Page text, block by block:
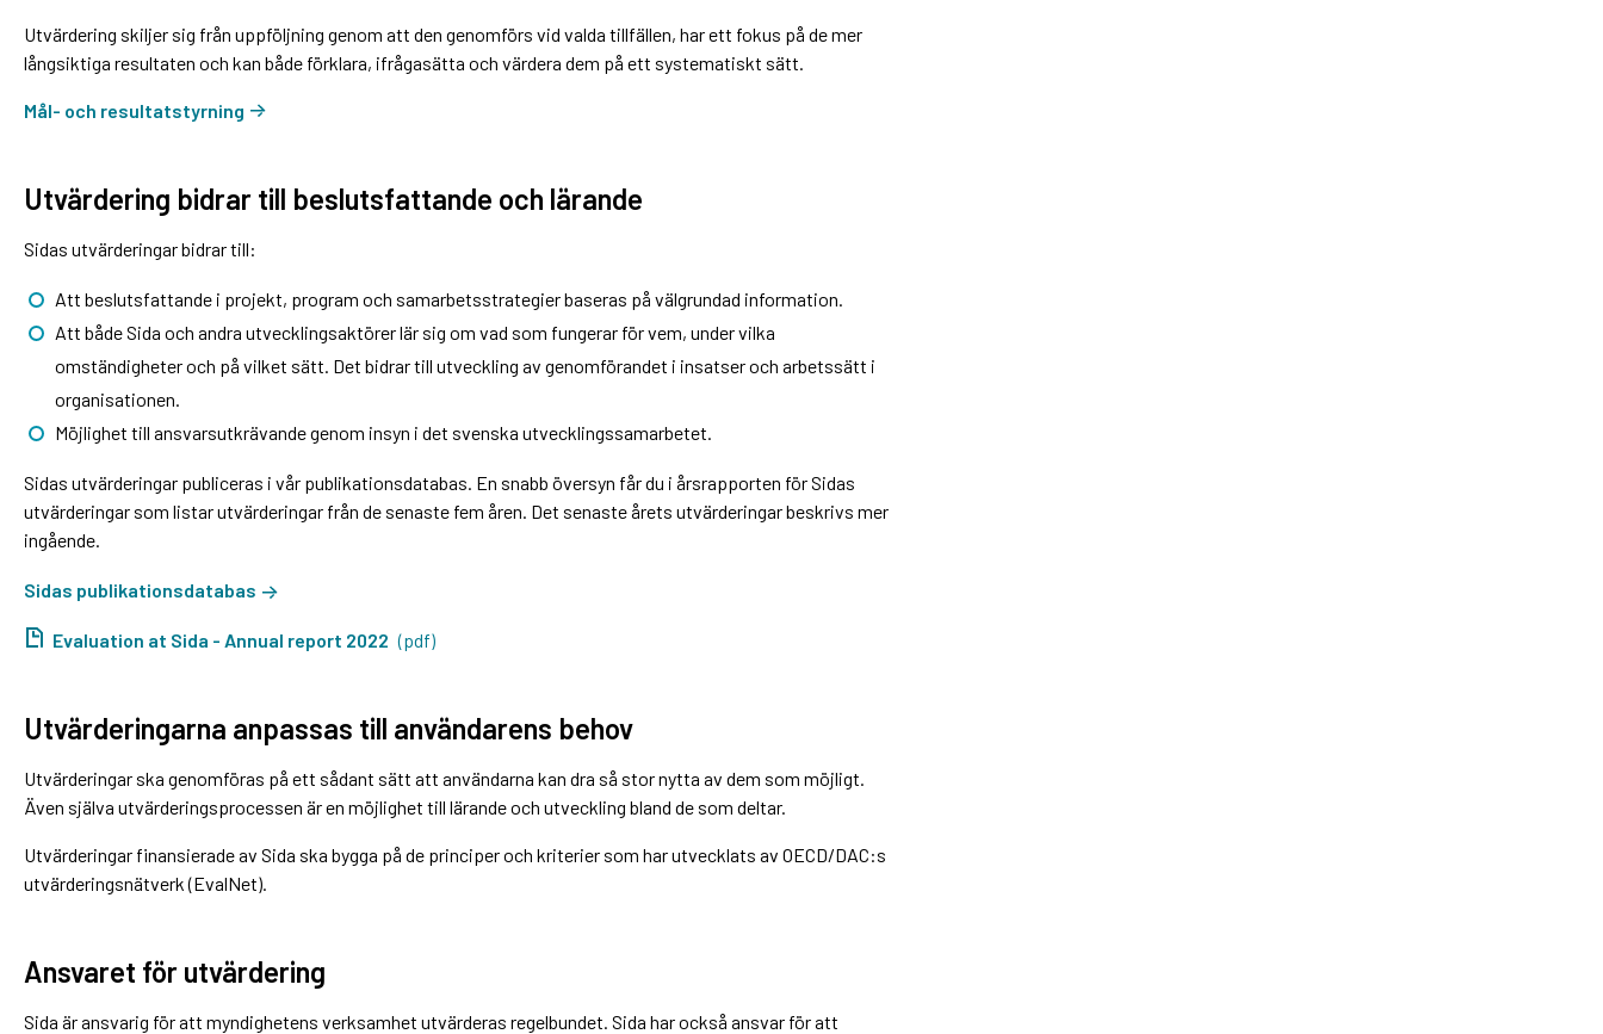
Utvärdering skiljer sig från uppföljning genom att den genomförs vid valda tillfällen, har ett fokus på de mer
långsiktiga resultaten och kan både förklara, ifrågasätta och värdera dem på ett systematiskt sätt.
Mål- och resultatstyrning
Utvärdering bidrar till beslutsfattande och lärande
Sidas utvärderingar bidrar till:
Att beslutsfattande i projekt, program och samarbetsstrategier baseras på välgrundad information.
Att både Sida och andra utvecklingsaktörer lär sig om vad som fungerar för vem, under vilka
omständigheter och på vilket sätt. Det bidrar till utveckling av genomförandet i insatser och arbetssätt i
organisationen.
Möjlighet till ansvarsutkrävande genom insyn i det svenska utvecklingssamarbetet.
Sidas utvärderingar publiceras i vår publikationsdatabas. En snabb översyn får du i årsrapporten för Sidas
utvärderingar som listar utvärderingar från de senaste fem åren. Det senaste årets utvärderingar beskrivs mer
ingående.
Sidas publikationsdatabas
Evaluation at Sida - Annual report 2022 (pdf)
Utvärderingarna anpassas till användarens behov
Utvärderingar ska genomföras på ett sådant sätt att användarna kan dra så stor nytta av dem som möjligt.
Även själva utvärderingsprocessen är en möjlighet till lärande och utveckling bland de som deltar.
Utvärderingar finansierade av Sida ska bygga på de principer och kriterier som har utvecklats av OECD/DAC:s
utvärderingsnätverk (EvalNet).
Ansvaret för utvärdering
Sida är ansvarig för att myndighetens verksamhet utvärderas regelbundet. Sida har också ansvar för att